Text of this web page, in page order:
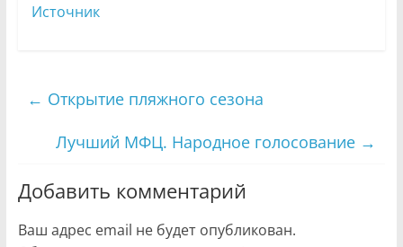
Источник
← Открытие пляжного сезона
Лучший МФЦ. Народное голосование →
Добавить комментарий
Ваш адрес email не будет опубликован.